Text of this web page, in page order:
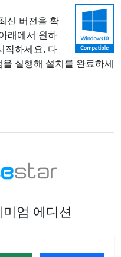
신 버전을 확
래에서 원하
작하세요. 다
실행해 설치를 완료하세
엄 에디션